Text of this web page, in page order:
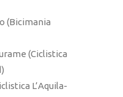
(Bicimania
(Ciclistica
L’Aquila-